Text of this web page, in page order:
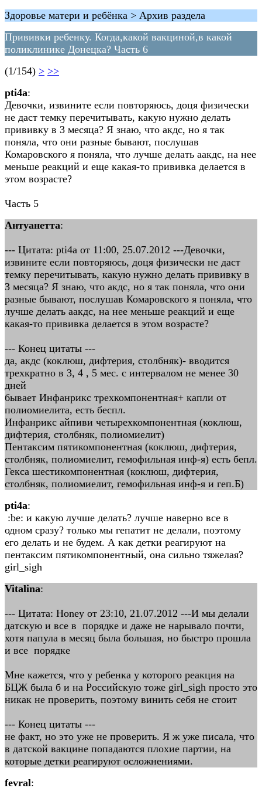
Здоровье матери и ребёнка > Архив раздела
Прививки ребенку. Когда,какой вакциной,в какой
поликлинике Донецка? Часть 6
(1/154) > >>
pti4a:
Девочки, извините если повторяюсь, доця физически
не даст темку перечитывать, какую нужно делать
прививку в 3 месяца? Я знаю, что акдс, но я так
поняла, что они разные бывают, послушав
Комаровского я поняла, что лучше делать аакдс, на нее
меньше реакций и еще какая-то прививка делается в
этом возрасте?
Часть 5
Антуанетта:
--- Цитата: pti4a от 11:00, 25.07.2012 ---Девочки,
извините если повторяюсь, доця физически не даст
темку перечитывать, какую нужно делать прививку в
3 месяца? Я знаю, что акдс, но я так поняла, что они
разные бывают, послушав Комаровского я поняла, что
лучше делать аакдс, на нее меньше реакций и еще
какая-то прививка делается в этом возрасте?
--- Конец цитаты ---
да, акдс (коклюш, дифтерия, столбняк)- вводится
трехкратно в 3, 4 , 5 мес. с интервалом не менее 30
дней
бывает Инфанрикс трехкомпонентная+ капли от
полиомиелита, есть беспл.
Инфанрикс айпиви четырехкомпонентная (коклюш,
дифтерия, столбняк, полиомиелит)
Пентаксим пятикомпонентная (коклюш, дифтерия,
столбняк, полиомиелит, гемофильная инф-я) есть бепл.
Гекса шестикомпонентная (коклюш, дифтерия,
столбняк, полиомиелит, гемофильная инф-я и геп.Б)
pti4a:
:be: и какую лучше делать? лучше наверно все в
одном сразу? только мы гепатит не делали, поэтому
его делать и не будем. А как детки реагируют на
пентаксим пятикомпонентный, она сильно тяжелая?
girl_sigh
Vitalina:
--- Цитата: Honey от 23:10, 21.07.2012 ---И мы делали
датскую и все в порядке и даже не нарывало почти,
хотя папула в месяц была большая, но быстро прошла
и все порядке
Мне кажется, что у ребенка у которого реакция на
БЦЖ была б и на Российскую тоже girl_sigh просто это
никак не проверить, поэтому винить себя не стоит
--- Конец цитаты ---
не факт, но это уже не проверить. Я ж уже писала, что
в датской вакцине попадаются плохие партии, на
которые детки реагируют осложнениями.
fevral: